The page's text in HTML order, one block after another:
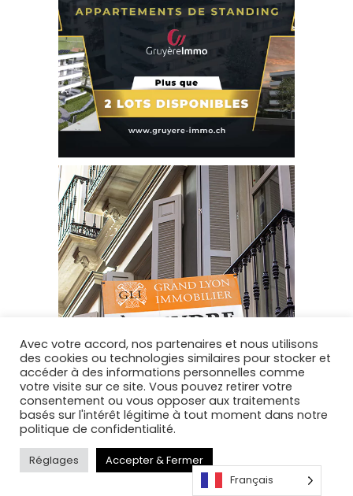
Avec votre accord, nos partenaires et nous utilisons
des cookies ou technologies similaires pour stocker et
accéder à des informations personnelles comme
votre visite sur ce site. Vous pouvez retirer votre
consentement ou vous opposer aux traitements
basés sur l'intérêt légitime à tout moment dans notre
politique de confidentialité.
Réglages
Accepter & Fermer
Français